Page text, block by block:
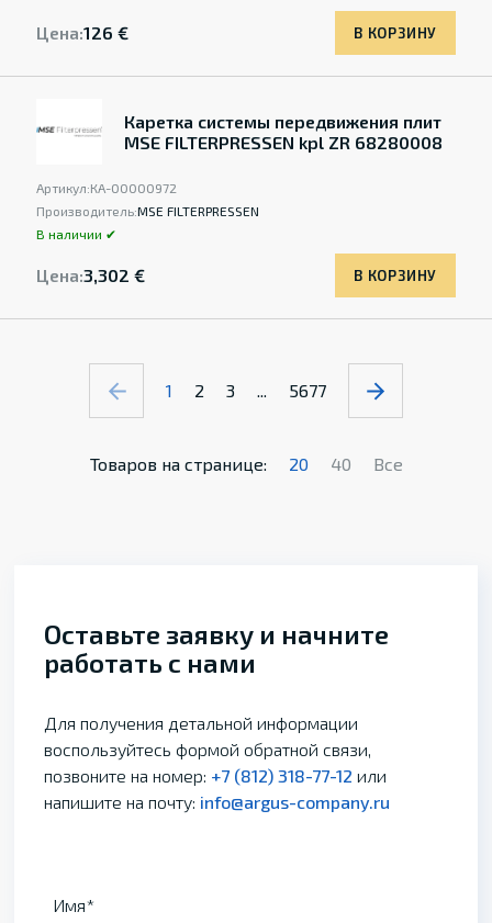
Цена:126 € В КОРЗИНУ
Каретка системы передвижения плит
MSE FILTERPRESSEN kpl ZR 68280008
Артикул:КА-00000972
Производитель:MSE FILTERPRESSEN
В наличии ✔
Цена:3,302 € В КОРЗИНУ
1 2 3 ... 5677
Товаров на странице: 20 40 Все
Оставьте заявку и начните
работать с нами
Для получения детальной информации
воспользуйтесь формой обратной связи,
позвоните на номер: +7 (812) 318-77-12 или
напишите на почту: info@argus-company.ru
Имя